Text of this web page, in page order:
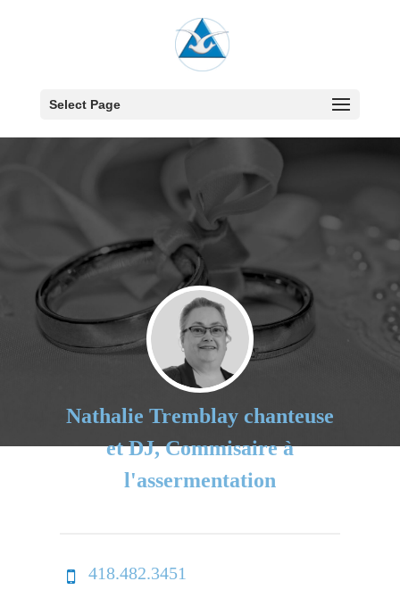
Select Page
Nathalie Tremblay chanteuse
et DJ, Commisaire à
l'assermentation
418.482.3451